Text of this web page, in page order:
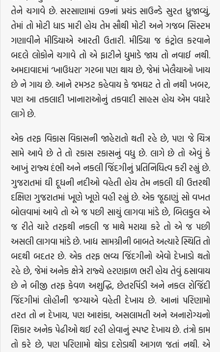
તેને ચગાવે છે. સરસાણામાં G9નાં પ્રચંડ સાઉન્ડે સુરત ધ્રુજાવ્યું,
તેમાં તો મોટી ધાડ મારી હોય તેમ સૌથી મોટી અને ગજબ સિસ્ટમ
ગણાવીને મીડિયાએ આરતી ઉતારી. મીડિયા જ કંટ્રોલ કરવાને
બદલે લોકોને ચગાવે તો એ ફાટીને ધુમાડે જાય તો નવાઈ નથી.
અમદાવાદમાં ‘ખાઉધરા’ ગરબા પણ થાય છે, જેમાં ખેલૈયાઓ ખાય
છે ને ગાય છે. આને રમઝટ કહેવાય કે જમઘટ તે તો નથી ખબર,
પણ આ તકલાદી ખાનારાઓનું તકવાદી સાહસ હોય એમ વધારે
લાગે છે.
એક તરફ વિકાસ વિકાસની જાહેરાતો થતી રહે છે, પણ જે ચિત્ર
સામે આવે છે તે તો રકાસ રકાસનું વધુ છે. લાગે છે તો એવું કે
આખું રાજ્ય દંભી અને નકલી જિંદગીનું પ્રતિનિધિત્વ કરી રહ્યું છે.
ગુજરાતમાં ઘી દૂધની નદીઓ વહેતી હોય તેમ નકલી ઘી ઉત્તરથી
દક્ષિણ ગુજરાતમાં ખૂણે ખૂણે વહી રહ્યું છે. એક જૂઠાણું સો વખત
બોલવામાં આવે તો એ જ પછી સાચું લાગવા માંડે છે, બિલકુલ એ
જ રીતે ચારે તરફથી નકલી જ માથે મરાયા કરે તો એ જ પછી
અસલી લાગવા માંડે છે. ખાદ્ય સામગ્રીની બાબતે અત્યારે સ્થિતિ તો
બદથી બદતર છે. એક તરફ ભવ્ય જિંદગીનો એવો દેખાડો થતો
રહે છે, જેમાં અનેક ક્ષેત્રે રાજ્યે હરણફાળ ભરી હોય તેવું ઠસાવાય
છે ને બીજી તરફ કેવળ અશુદ્ધિ, છેતરપિંડી અને નકલ રોજિંદી
જિંદગીમાં લોહીની જગ્યાએ વહેતી દેખાય છે. આનાં પરિણામો
તરત તો ન દેખાય, પણ આશંકા, અસલામતી અને અનારોગ્યનો
શિકાર અનેક પેઢીઓ થઈ રહી હોવાનું સ્પષ્ટ દેખાય છે. તંત્રો કામ
તો કરે છે, પણ પરિણામો થોડા દરોડાથી આગળ જતાં નથી. એ